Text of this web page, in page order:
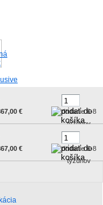
€
dodanie 6-8
týždňov
€
dodanie 6-8
týždňov